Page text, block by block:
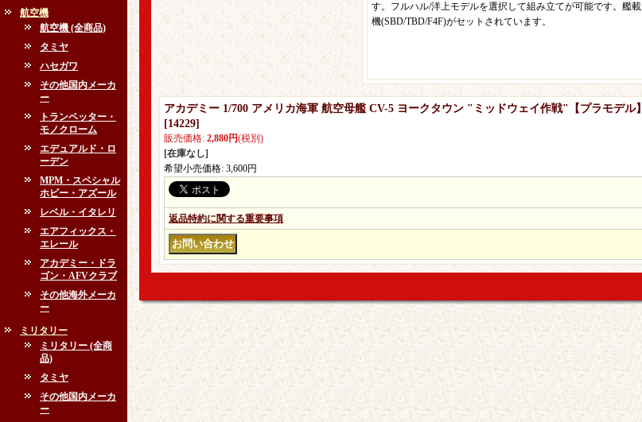
航空機
航空機 (全商品)
タミヤ
ハセガワ
その他国内メーカ
ー
トランペッター・
モノクローム
エデュアルド・ロ
ーデン
MPM・スペシャル
ホビー・アズール
レベル・イタレリ
エアフィックス・
エレール
アカデミー・ドラ
ゴン・AFVクラブ
その他海外メーカ
ー
ミリタリー
ミリタリー (全商
品)
タミヤ
その他国内メーカ
ー
す。フルハル/洋上モデルを選択して組み立てが可能です。艦載
機(SBD/TBD/F4F)がセットされています。
アカデミー 1/700 アメリカ海軍 航空母艦 CV-5 ヨークタウン "ミッドウェイ作戦"【プラモデル】
[14229]
販売価格: 2,880円(税別)
[在庫なし]
希望小売価格: 3,600円
返品特約に関する重要事項